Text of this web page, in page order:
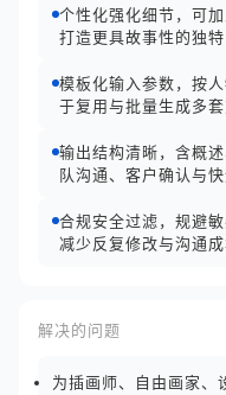
个性化强化细节，可
打造更具故事性的独
模板化输入参数，按
于复用与批量生成多
输出结构清晰，含概
队沟通、客户确认与
合规安全过滤，规避
减少反复修改与沟通
解决的问题
为插画师、自由画家、